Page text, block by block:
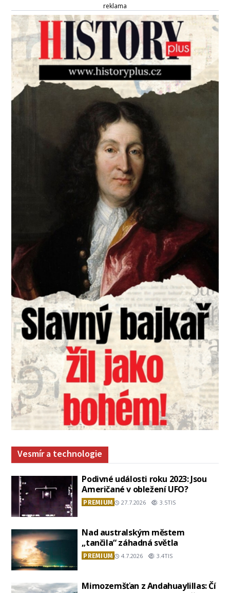
reklama
Vesmír a technologie
Podivné události roku 2023: Jsou
Američané v obležení UFO?
PREMIUM 27.7.2026 3.5TIS
Nad australským městem
„tančila“ záhadná světla
PREMIUM 4.7.2026 3.4TIS
Mimozemšťan z Andahuaylillas: Čí